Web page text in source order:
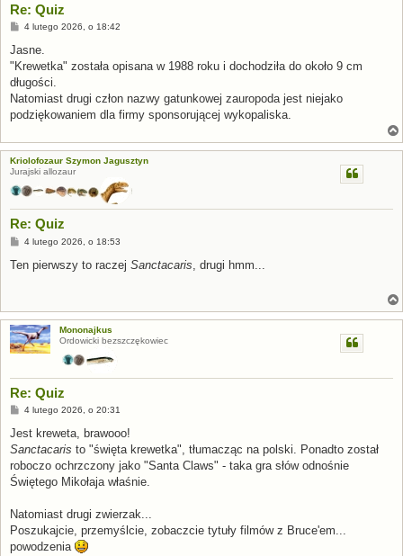
Re: Quiz
P
s
4 lutego 2026, o 18:42
Jasne.
"Krewetka" została opisana w 1988 roku i dochodziła do około 9 cm
długości.
Natomiast drugi człon nazwy gatunkowej zauropoda jest niejako
podziękowaniem dla firmy sponsorującej wykopaliska.
Kriolofozaur Szymon Jagusztyn
Jurajski allozaur
Re: Quiz
P
s
4 lutego 2026, o 18:53
Ten pierwszy to raczej Sanctacaris , drugi hmm...
Mononajkus
Ordowicki bezszczękowiec
Re: Quiz
P
s
4 lutego 2026, o 20:31
Jest kreweta, brawooo!
Sanctacaris to "święta krewetka", tłumacząc na polski. Ponadto został
roboczo ochrzczony jako "Santa Claws" - taka gra słów odnośnie
Świętego Mikołaja właśnie.
Natomiast drugi zwierzak...
Poszukajcie, przemyślcie, zobaczcie tytuły filmów z Bruce'em...
powodzenia